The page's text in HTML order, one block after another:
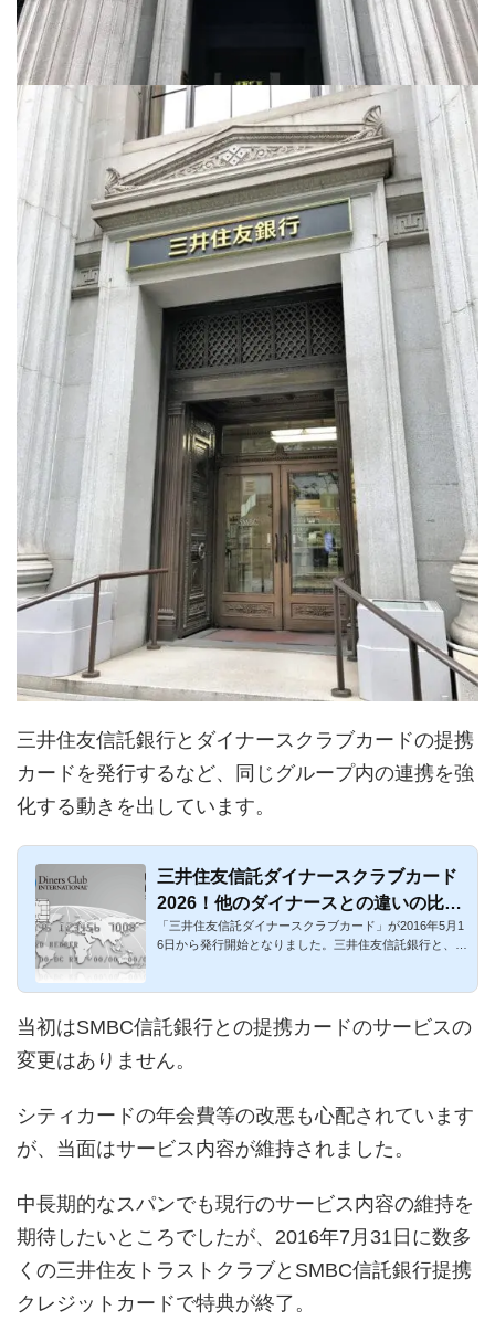
三井住友信託銀行とダイナースクラブカードの提携
カードを発行するなど、同じグループ内の連携を強
化する動きを出しています。
三井住友信託ダイナースクラブカード
2026！他のダイナースとの違いの比
較・独自の特典まとめ
「三井住友信託ダイナースクラブカード」が2016年5月1
6日から発行開始となりました。三井住友信託銀行と、三
当初はSMBC信託銀行との提携カードのサービスの
変更はありません。
シティカードの年会費等の改悪も心配されています
が、当面はサービス内容が維持されました。
中長期的なスパンでも現行のサービス内容の維持を
期待したいところでしたが、2016年7月31日に数多
くの三井住友トラストクラブとSMBC信託銀行提携
クレジットカードで特典が終了。